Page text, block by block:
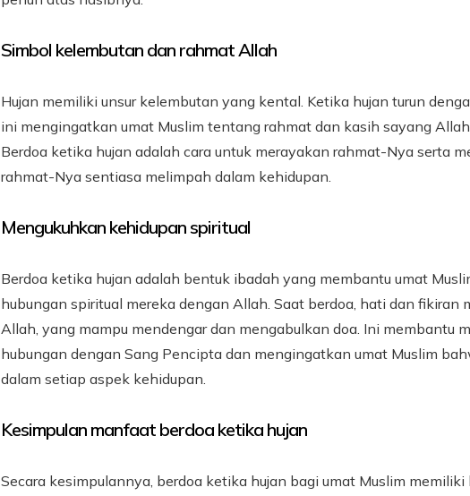
Simbol kelembutan dan rahmat Allah
Hujan memiliki unsur kelembutan yang kental. Ketika hujan turun
ini mengingatkan umat Muslim tentang rahmat dan kasih sayang
Berdoa ketika hujan adalah cara untuk merayakan rahmat-Nya serta
rahmat-Nya sentiasa melimpah dalam kehidupan.
Mengukuhkan kehidupan spiritual
Berdoa ketika hujan adalah bentuk ibadah yang membantu umat
hubungan spiritual mereka dengan Allah. Saat berdoa, hati dan fikiran
Allah, yang mampu mendengar dan mengabulkan doa. Ini membantu
hubungan dengan Sang Pencipta dan mengingatkan umat Muslim
dalam setiap aspek kehidupan.
Kesimpulan manfaat berdoa ketika hujan
Secara kesimpulannya, berdoa ketika hujan bagi umat Muslim